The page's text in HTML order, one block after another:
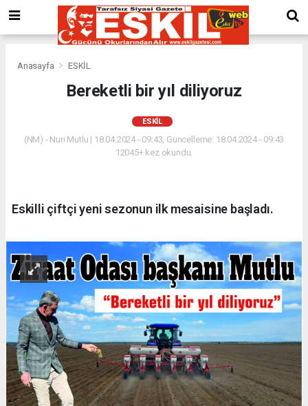
Anasayfa ESKİL
Bereketli bir yıl diliyoruz
ESKİL
(NM) - Nuri Mutlu | 18.04.2024 - 09:43, Güncelleme: 18.04.2024 - 09:43
12045+ kez okundu.
Eskilli çiftçi yeni sezonun ilk mesaisine başladı.